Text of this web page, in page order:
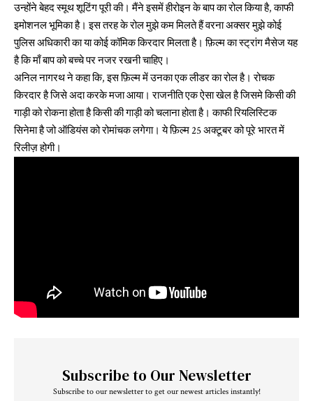
उन्होंने बेहद स्मूथ शूटिंग पूरी की। मैंने इसमें हीरोइन के बाप का रोल किया है, काफी
इमोशनल भूमिका है। इस तरह के रोल मुझे कम मिलते हैं वरना अक्सर मुझे कोई
पुलिस अधिकारी का या कोई कॉमिक किरदार मिलता है। फ़िल्म का स्ट्रांग मैसेज यह
है कि माँ बाप को बच्चे पर नजर रखनी चाहिए।
अनिल नागरथ ने कहा कि, इस फ़िल्म में उनका एक लीडर का रोल है। रोचक
किरदार है जिसे अदा करके मजा आया। राजनीति एक ऐसा खेल है जिसमे किसी की
गाड़ी को रोकना होता है किसी की गाड़ी को चलाना होता है। काफी रियलिस्टिक
सिनेमा है जो ऑडियंस को रोमांचक लगेगा। ये फ़िल्म 25 अक्टूबर को पूरे भारत में
रिलीज़ होगी।
Subscribe to Our Newsletter
Subscribe to our newsletter to get our newest articles instantly!